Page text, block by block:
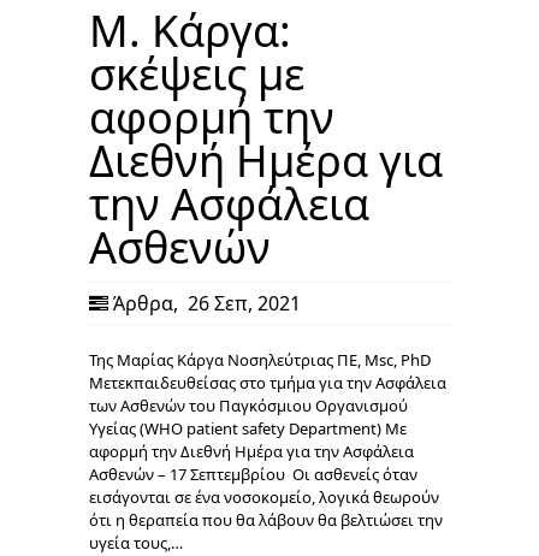
M. Κάργα:
σκέψεις με
αφορμή την
Διεθνή Ημέρα για
την Ασφάλεια
Ασθενών
Άρθρα, 26 Σεπ, 2021
Της Μαρίας Κάργα Νοσηλεύτριας ΠΕ, Msc, PhD
Μετεκπαιδευθείσας στο τμήμα για την Ασφάλεια
των Ασθενών του Παγκόσμιου Οργανισμού
Υγείας (WHO patient safety Department) Με
αφορμή την Διεθνή Ημέρα για την Ασφάλεια
Ασθενών – 17 Σεπτεμβρίου Οι ασθενείς όταν
εισάγονται σε ένα νοσοκομείο, λογικά θεωρούν
ότι η θεραπεία που θα λάβουν θα βελτιώσει την
υγεία τους,…